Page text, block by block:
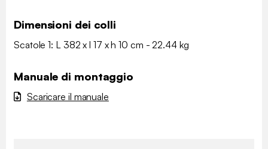
Dimensioni dei colli
Scatole 1: L 382 x l 17 x h 10 cm - 22.44 kg
Manuale di montaggio
Scaricare il manuale